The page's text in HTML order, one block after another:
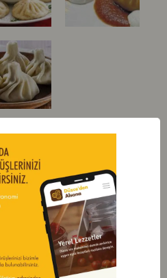
Daha Çok Yer Var...
Keşfet